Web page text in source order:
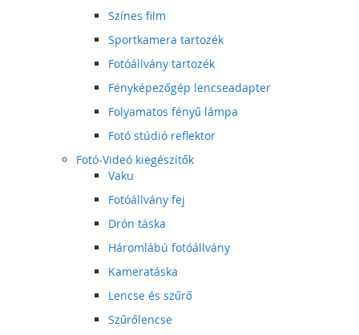
Színes film
Sportkamera tartozék
Fotóállvány tartozék
Fényképezőgép lencseadapter
Folyamatos fényű lámpa
Fotó stúdió reflektor
Fotó-Videó kiegészítők
Vaku
Fotóállvány fej
Drón táska
Háromlábú fotóállvány
Kameratáska
Lencse és szűrő
Szűrőlencse